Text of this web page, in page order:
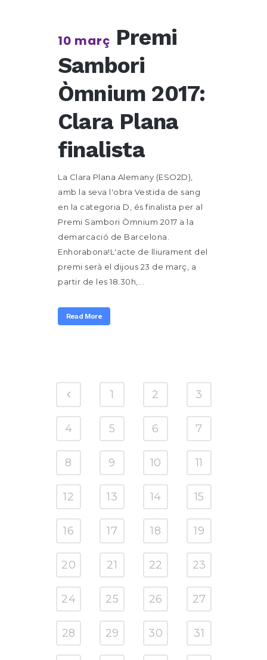
10 març Premi
Sambori
Òmnium 2017:
Clara Plana
finalista
La Clara Plana Alemany (ESO2D),
amb la seva l'obra Vestida de sang
en la categoria D, és finalista per al
Premi Sambori Òmnium 2017 a la
demarcació de Barcelona.
Enhorabona!L'acte de lliurament del
premi serà el dijous 23 de març, a
partir de les 18.30h,...
Read More
1 2 3
4 5 6 7
8 9 10 11
12 13 14 15
16 17 18 19
20 21 22 23
24 25 26 27
28 29 30 31